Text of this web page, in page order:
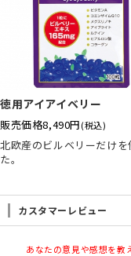
徳用アイアイベリー
販売価格8,490円(税込)
北欧産のビルベリーだけを
た。
カスタマーレビュー
あなたの意見や感想を教